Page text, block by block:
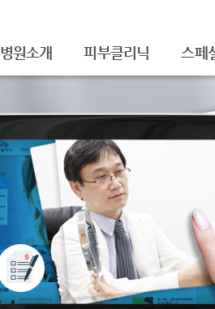
병원소개 피부클리닉 스페
진료안내
레이저장비소개
병원 둘러보기
찾아오시는 길
공지사항
여드름자국/흉터
기미/색소
주근깨/잡티
점/검버섯
문신제거
안면홍조
피부질환치료
셀라
물광
아쿠
백옥
신데
슈
셀렉